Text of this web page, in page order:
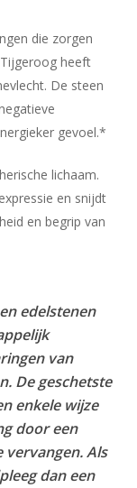
die zorgen
heeft
De steen
gevoel.*
lichaam.
en snijdt
en begrip van
edelstenen
van
De geschetste
enkele wijze
door een
Als
dan een